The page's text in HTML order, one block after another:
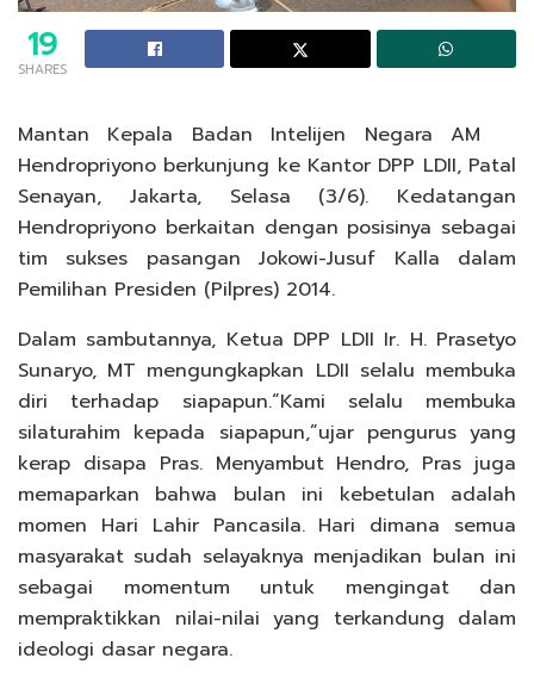
19
SHARES
Mantan Kepala Badan Intelijen Negara AM
Hendropriyono berkunjung ke Kantor DPP LDII, Patal
Senayan, Jakarta, Selasa (3/6). Kedatangan
Hendropriyono berkaitan dengan posisinya sebagai
tim sukses pasangan Jokowi-Jusuf Kalla dalam
Pemilihan Presiden (Pilpres) 2014.
Dalam sambutannya, Ketua DPP LDII Ir. H. Prasetyo
Sunaryo, MT mengungkapkan LDII selalu membuka
diri terhadap siapapun.“Kami selalu membuka
silaturahim kepada siapapun,”ujar pengurus yang
kerap disapa Pras. Menyambut Hendro, Pras juga
memaparkan bahwa bulan ini kebetulan adalah
momen Hari Lahir Pancasila. Hari dimana semua
masyarakat sudah selayaknya menjadikan bulan ini
sebagai momentum untuk mengingat dan
mempraktikkan nilai-nilai yang terkandung dalam
ideologi dasar negara.